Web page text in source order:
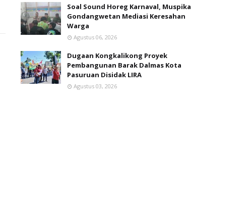
Soal Sound Horeg Karnaval, Muspika
Gondangwetan Mediasi Keresahan
Warga
Agustus 06, 2026
Dugaan Kongkalikong Proyek
Pembangunan Barak Dalmas Kota
Pasuruan Disidak LIRA
Agustus 03, 2026